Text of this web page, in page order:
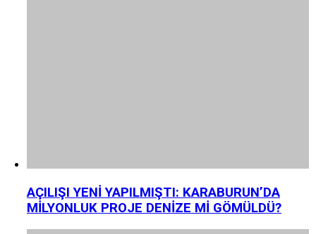
AÇILIŞI YENİ YAPILMIŞTI: KARABURUN’DA
MİLYONLUK PROJE DENİZE Mİ GÖMÜLDÜ?